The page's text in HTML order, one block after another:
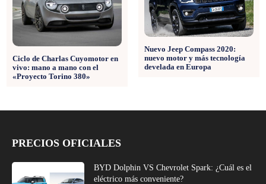
Ciclo de Charlas Cuyomotor en
vivo: mano a mano con el
«Proyecto Torino 380»
Nuevo Jeep Compass 2020:
nuevo motor y más tecnología
develada en Europa
PRECIOS OFICIALES
BYD Dolphin VS Chevrolet Spark: ¿Cuál es el
eléctrico más conveniente?